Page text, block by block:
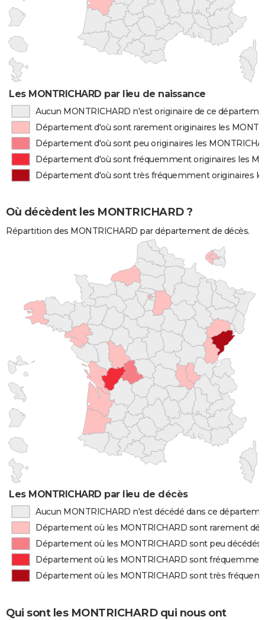
Les MONTRICHARD par lieu de naissance
Aucun MONTRICHARD n'est originaire de ce
Département d'où sont rarement originaires les
Département d'où sont peu originaires les
Département d'où sont fréquemment originaires les
Département d'où sont très fréquemment originaires
Où décèdent les MONTRICHARD ?
Répartition des MONTRICHARD par département de décès.
Les MONTRICHARD par lieu de décès
Aucun MONTRICHARD n'est décédé dans ce
Département où les MONTRICHARD sont rarement
Département où les MONTRICHARD sont peu décédés
Département où les MONTRICHARD sont
Département où les MONTRICHARD sont très
Qui sont les MONTRICHARD qui nous ont